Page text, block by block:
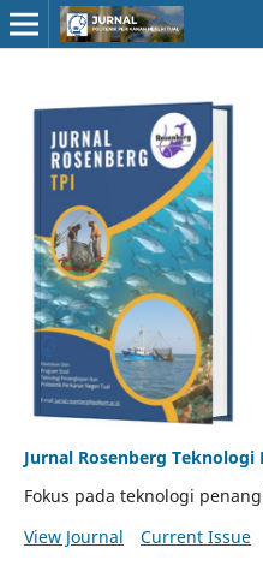
Jurnal Rosenberg
Fokus pada teknologi
View Journal
Current Issue